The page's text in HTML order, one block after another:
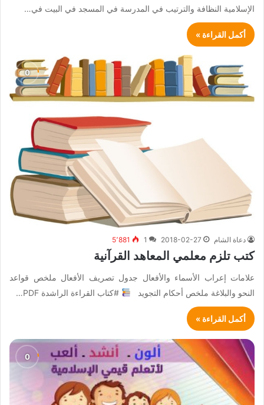
الإسلامية النظافة والترتيب في المدرسة في المسجد في البيت في…
أكمل القراءة »
دعاة الشام 2018-02-27
1 5٬881
كتب تلزم معلمي المعاهد القرآنية
علامات إعراب الأسماء والأفعال جدول تصريف الأفعال ملخص قواعد
النحو والبلاغة ملخص أحكام التجويد
#كتاب القراءة الراشدة PDF…
أكمل القراءة »